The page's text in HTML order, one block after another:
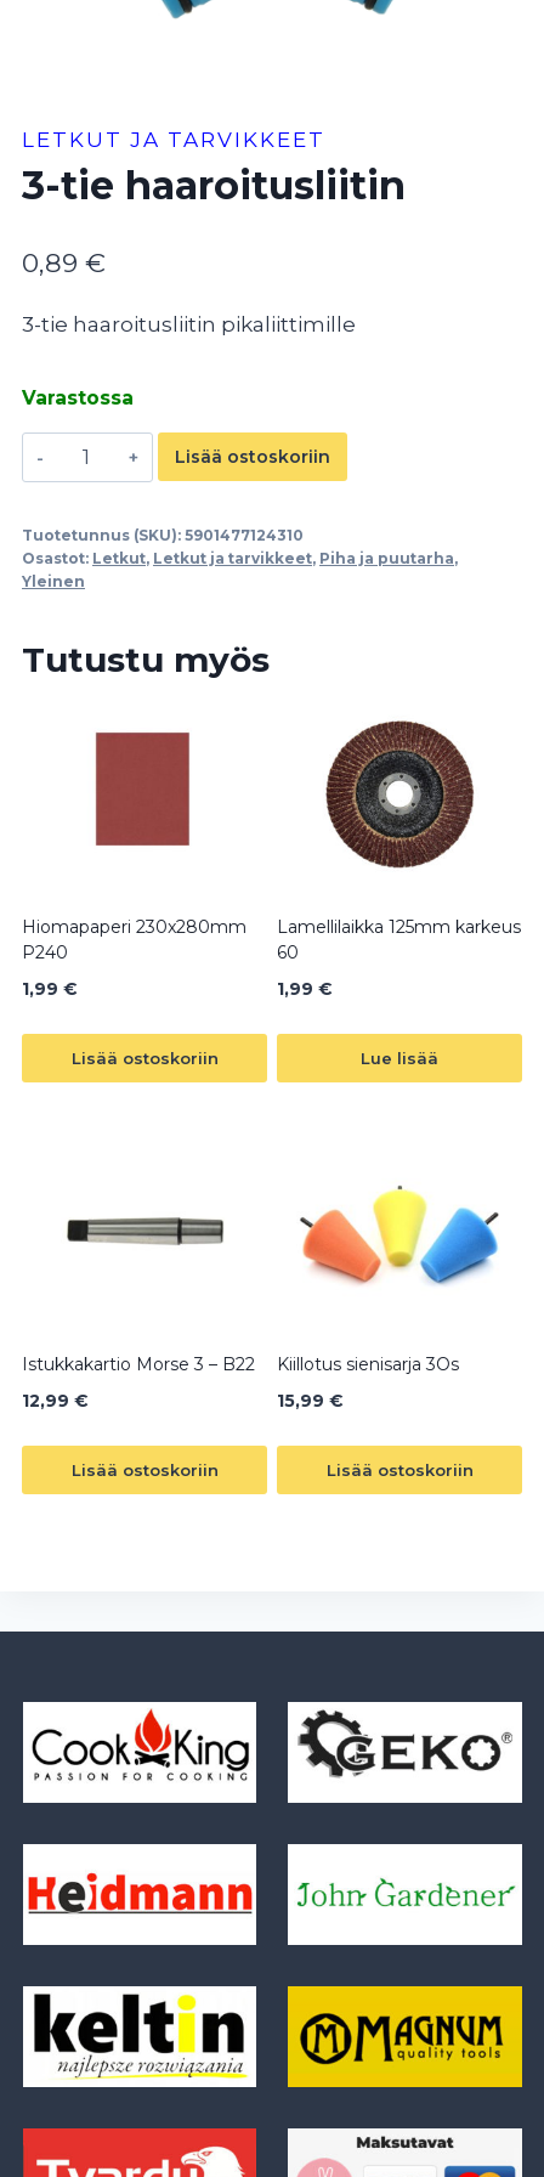
LETKUT JA TARVIKKEET
3-tie haaroitusliitin
0,89 €
3-tie haaroitusliitin pikaliittimille
Varastossa
tie
määrä
Lisää ostoskoriin
Tuotetunnus (SKU): 5901477124310
Osastot: Letkut, Letkut ja tarvikkeet, Piha ja puutarha,
Yleinen
Tutustu myös
Hiomapaperi 230x280mm
P240
1,99 €
Lisää ostoskoriin
Lamellilaikka 125mm karkeus
60
1,99 €
Lue lisää
Istukkakartio Morse 3 – B22
12,99 €
Lisää ostoskoriin
Kiillotus sienisarja 3Os
15,99 €
Lisää ostoskoriin